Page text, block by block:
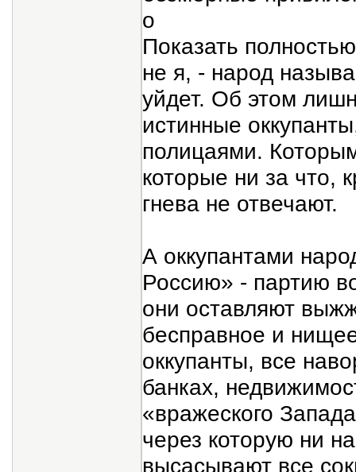
о
Показать
не я, - народ
уйдет. Об этом
истинные
полицаями.
которые ни за что,
гнева не отвечают.
А оккупантами
Россию» - партию
они оставляют
бесправное и
оккупанты, все
банках,
«вражеского
через которую ни
высасывают все